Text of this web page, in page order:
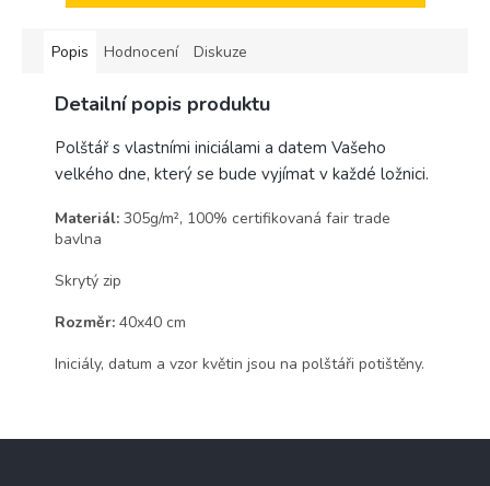
Popis Hodnocení Diskuze
Detailní popis produktu
Polštář s vlastními iniciálami a datem Vašeho
velkého dne, který se bude vyjímat v každé ložnici.
Materiál: 305g/m², 100% certifikovaná fair trade
bavlna
Skrytý zip
Rozměr: 40x40 cm
Iniciály, datum a vzor květin jsou na polštáři potištěny.